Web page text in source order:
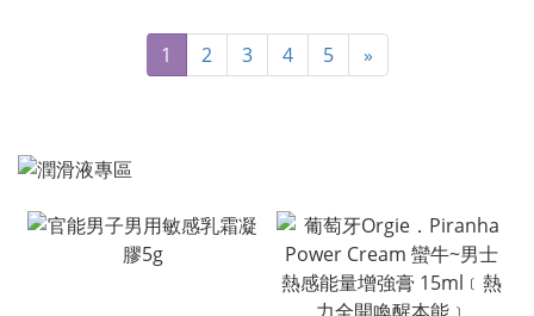
1 2 3 4 5 »